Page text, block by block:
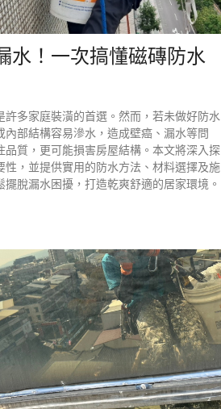
水！一次搞懂磁磚防水
許多家庭裝潢的首選。然而，若未做好防水
內部結構容易滲水，造成壁癌、漏水等問
品質，更可能損害房屋結構。本文將深入探
性，並提供實用的防水方法、材料選擇及施
擺脫漏水困擾，打造乾爽舒適的居家環境。